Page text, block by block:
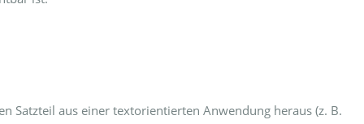
Satzteil aus einer textorientierten Anwendung heraus (z. B.